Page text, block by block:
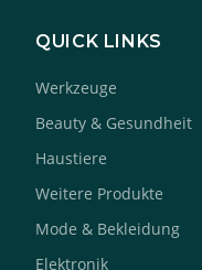
QUICK LINKS
Werkzeuge
Beauty & Gesundheit
Haustiere
Weitere Produkte
Mode & Bekleidung
Elektronik